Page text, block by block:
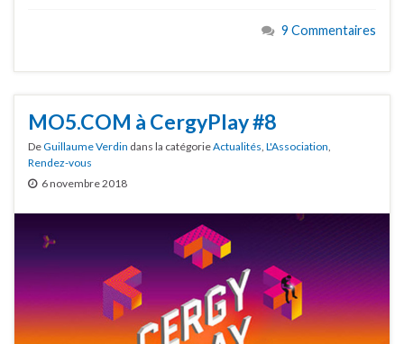
9 Commentaires
MO5.COM à CergyPlay #8
DeGuillaume Verdin dans la catégorieActualités L'Association
Rendez-vous
6 novembre 2018